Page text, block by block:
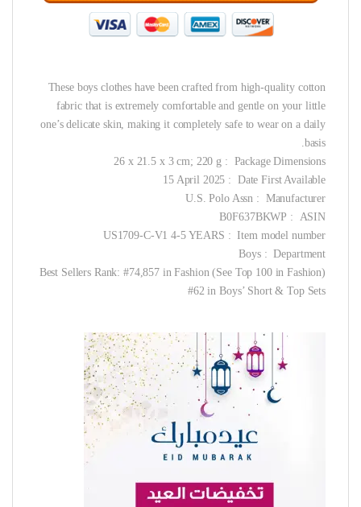
These boys clothes have been crafted from high-quality cotton
fabric that is extremely comfortable and gentle on your little
one’s delicate skin, making it completely safe to wear on a daily
basis.
Package Dimensions ‏ : ‎ 26 x 21.5 x 3 cm; 220 g
Date First Available ‏ : ‎ 15 April 2025
Manufacturer ‏ : ‎ U.S. Polo Assn
ASIN ‏ : ‎ B0F637BKWP
Item model number ‏ : ‎ US1709-C-V1 4-5 YEARS
Department ‏ : ‎ Boys
Best Sellers Rank: #74,857 in Fashion (See Top 100 in Fashion)
#62 in Boys’ Short & Top Sets